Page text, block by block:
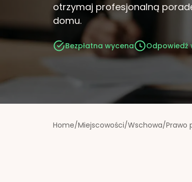
otrzymaj profesjonalną
domu.
Bezpłatna wycena Odpowiedź
Home/Miejscowości/Wschowa/Prawo